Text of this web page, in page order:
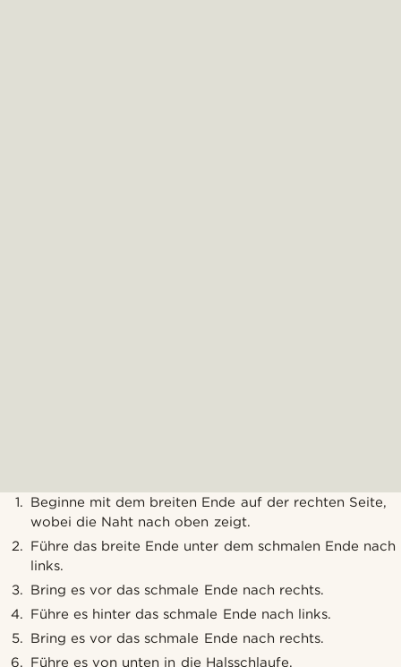
Beginne mit dem breiten Ende auf der rechten Seite,
wobei die Naht nach oben zeigt.
Führe das breite Ende unter dem schmalen Ende nach
links.
Bring es vor das schmale Ende nach rechts.
Führe es hinter das schmale Ende nach links.
Bring es vor das schmale Ende nach rechts.
Führe es von unten in die Halsschlaufe.